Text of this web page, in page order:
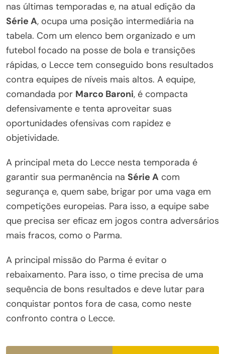
nas últimas temporadas e, na atual edição da
Série A, ocupa uma posição intermediária na
tabela. Com um elenco bem organizado e um
futebol focado na posse de bola e transições
rápidas, o Lecce tem conseguido bons resultados
contra equipes de níveis mais altos. A equipe,
comandada por Marco Baroni, é compacta
defensivamente e tenta aproveitar suas
oportunidades ofensivas com rapidez e
objetividade.
A principal meta do Lecce nesta temporada é
garantir sua permanência na Série A com
segurança e, quem sabe, brigar por uma vaga em
competições europeias. Para isso, a equipe sabe
que precisa ser eficaz em jogos contra adversários
mais fracos, como o Parma.
A principal missão do Parma é evitar o
rebaixamento. Para isso, o time precisa de uma
sequência de bons resultados e deve lutar para
conquistar pontos fora de casa, como neste
confronto contra o Lecce.